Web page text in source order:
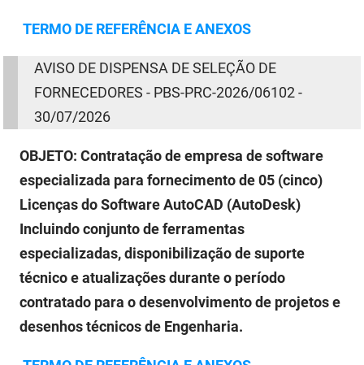
TERMO DE REFERÊNCIA E ANEXOS
AVISO DE DISPENSA DESELEÇÃO DE
FORNECEDORES - PBS-PRC-2026/06102 -
30/07/2026
OBJETO: Contratação de empresa de software
especializada para fornecimento de 05 (cinco)
Licenças do Software AutoCAD (AutoDesk)
Incluindo conjunto de ferramentas
especializadas, disponibilização de suporte
técnico e atualizações durante o período
contratado para o desenvolvimento de projetos e
desenhos técnicos de Engenharia.